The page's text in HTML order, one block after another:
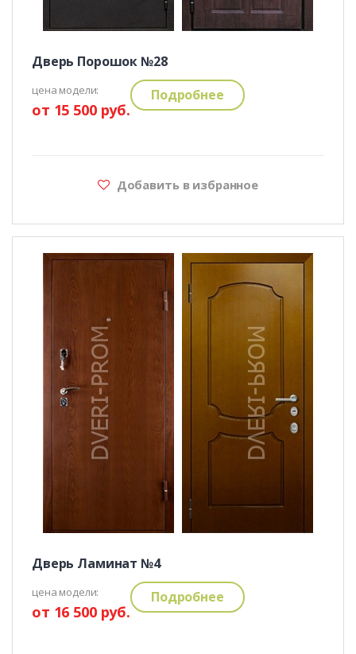
Дверь Порошок №28
цена модели:
от 15 500 руб.
Подробнее
Добавить в избранное
Дверь Ламинат №4
цена модели:
от 16 500 руб.
Подробнее